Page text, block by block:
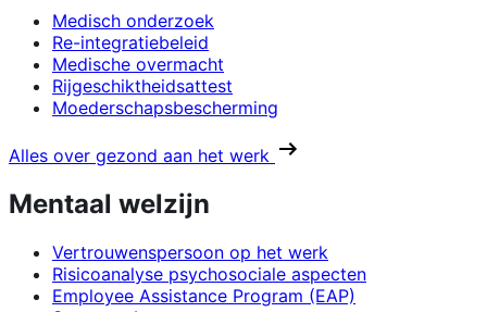
Medisch onderzoek
Re-integratiebeleid
Medische overmacht
Rijgeschiktheidsattest
Moederschapsbescherming
Alles over gezond aan het werk
Mentaal welzijn
Vertrouwenspersoon op het werk
Risicoanalyse psychosociale aspecten
Employee Assistance Program (EAP)